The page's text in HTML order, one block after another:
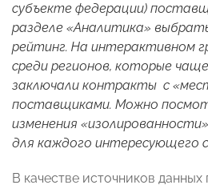
субъекте федерации)
разделе «Аналитика»
рейтинг. На интерактивном
среди регионов, которые чаще
заключали контракты с
поставщиками. Можно
изменения
для каждого интересующего
В качестве источников данных